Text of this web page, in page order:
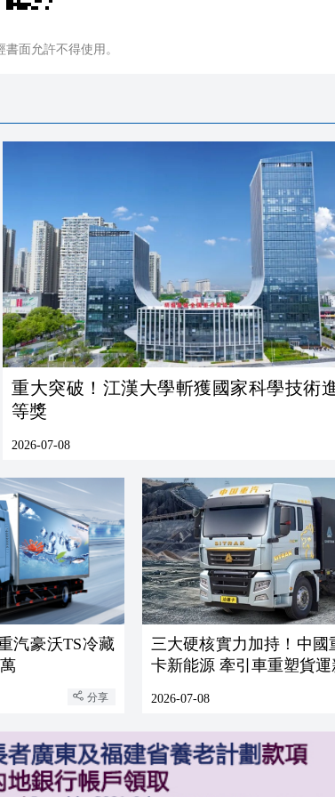
面允許不得使用。
重大突破！江漢大學斬獲國家科學技術
等獎
2026-07-08
汽豪沃TS冷藏
分享
三大硬核實力加持！中國
卡新能源 牽引車重塑貨
2026-07-08